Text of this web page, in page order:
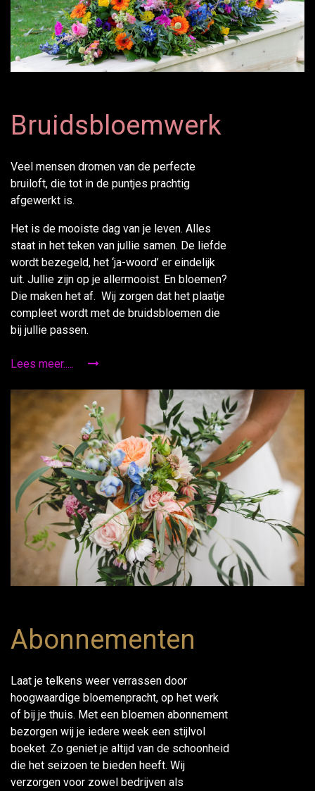
Bruidsbloemwerk
Veel mensen dromen van de perfecte
bruiloft, die tot in de puntjes prachtig
afgewerkt is.
Het is de mooiste dag van je leven. Alles
staat in het teken van jullie samen. De liefde
wordt bezegeld, het ‘ja-woord’ er eindelijk
uit. Jullie zijn op je allermooist. En bloemen?
Die maken het af. Wij zorgen dat het plaatje
compleet wordt met de bruidsbloemen die
bij jullie passen.
Lees meer.....
Abonnementen
Laat je telkens weer verrassen door
hoogwaardige bloemenpracht, op het werk
of bij je thuis. Met een bloemen abonnement
bezorgen wij je iedere week een stijlvol
boeket. Zo geniet je altijd van de schoonheid
die het seizoen te bieden heeft. Wij
verzorgen voor zowel bedrijven als